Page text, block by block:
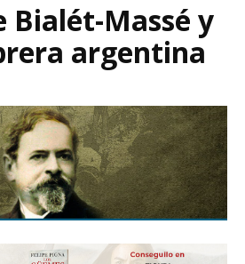
Bialét-Massé y
argentina